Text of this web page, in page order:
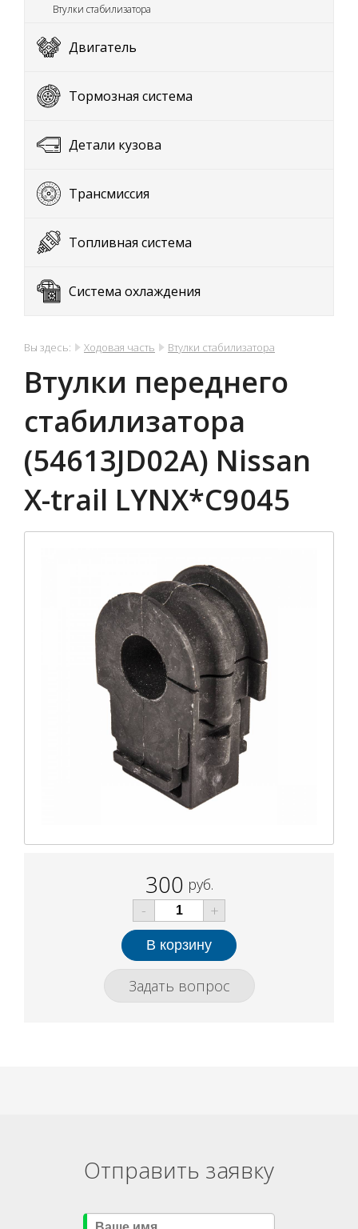
Втулки стабилизатора
Двигатель
Тормозная система
Детали кузова
Трансмиссия
Топливная система
Система охлаждения
Вы здесь: Ходовая часть Втулки стабилизатора
Втулки переднего
стабилизатора
(54613JD02A) Nissan
X-trail LYNX*C9045
300 руб.
-
+
Задать вопрос
Отправить заявку